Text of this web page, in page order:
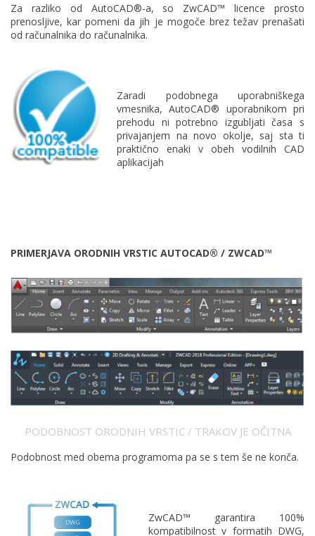
Za razliko od AutoCAD®-a, so ZwCAD™ licence prosto
prenosljive, kar pomeni da jih je mogoče brez težav prenašati
od računalnika do računalnika.
Zaradi podobnega uporabniškega
vmesnika, AutoCAD® uporabnikom pri
prehodu ni potrebno izgubljati časa s
privajanjem na novo okolje, saj sta ti
praktično enaki v obeh vodilnih CAD
aplikacijah
PRIMERJAVA ORODNIH VRSTIC AUTOCAD® / ZWCAD™
PODOBNOST ORODNIH VRSTIC / TRAKOV JE OČITNA
Podobnost med obema programoma pa se s tem še ne konča.
ZwCAD™ garantira 100%
kompatibilnost v formatih DWG,